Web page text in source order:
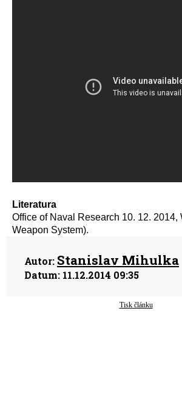
Literatura
Office of Naval Research 10. 12. 2014,
Weapon System).
Autor: Stanislav Mihulka
Datum: 11.12.2014 09:35
Tisk článku